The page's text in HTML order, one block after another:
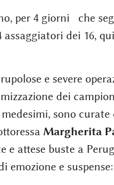
per 4 giorni che
assaggiatori dei 16,
e severe
dei
sono
Margherita
e attese buste a
emozione e suspense: